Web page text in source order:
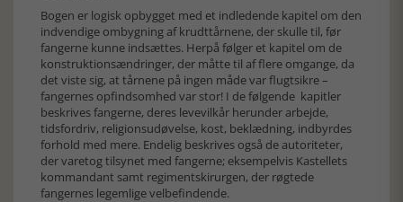
Bogen er logisk opbygget med et indledende kapitel om den
indvendige ombygning af krudttårnene, der skulle til, før
fangerne kunne indsættes. Herpå følger et kapitel om de
konstruktionsændringer, der måtte til af flere omgange, da
det viste sig, at tårnene på ingen måde var flugtsikre –
fangernes opfindsomhed var stor! I de følgende kapitler
beskrives fangerne, deres levevilkår herunder arbejde,
tidsfordriv, religionsudøvelse, kost, beklædning, indbyrdes
forhold med mere. Endelig beskrives også de autoriteter,
der varetog tilsynet med fangerne; eksempelvis Kastellets
kommandant samt regimentskirurgen, der røgtede
fangernes legemlige velbefindende.